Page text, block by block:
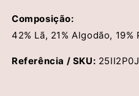
Composição:
42% Lã, 21% Algodão,
Referência / SKU: